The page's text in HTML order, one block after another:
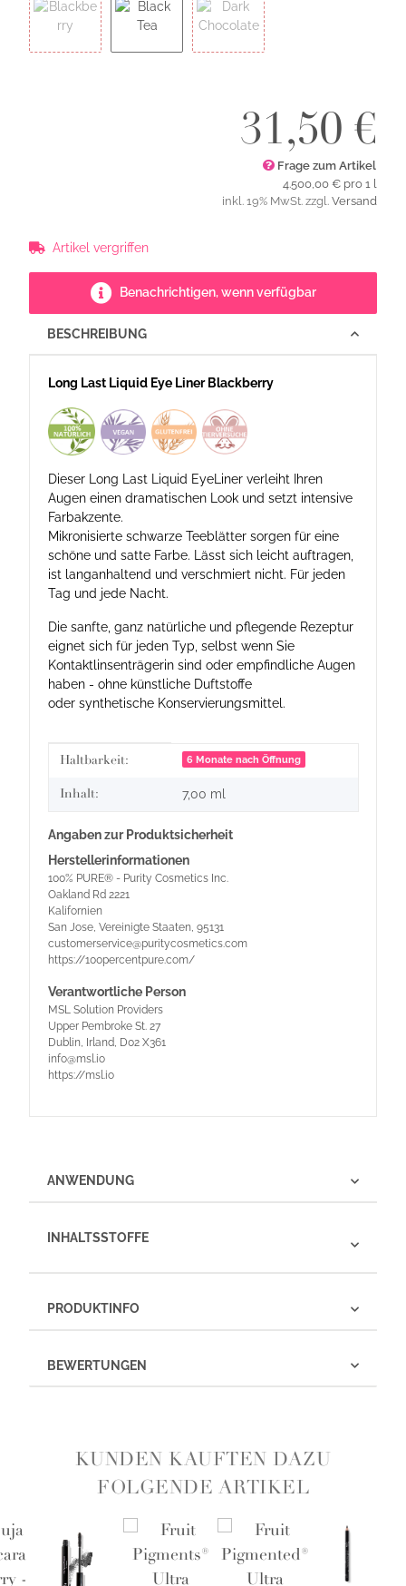
31,50 €
Frage zum Artikel
4.500,00 € pro 1 l
inkl. 19% MwSt. zzgl. Versand
Artikel vergriffen
Benachrichtigen, wenn verfügbar
BESCHREIBUNG
Long Last Liquid Eye Liner Blackberry
Dieser Long Last Liquid EyeLiner verleiht Ihren
Augen einen dramatischen Look und setzt intensive
Farbakzente.
Mikronisierte schwarze Teeblätter sorgen für eine
schöne und satte Farbe. Lässt sich leicht auftragen,
ist langanhaltend und verschmiert nicht. Für jeden
Tag und jede Nacht.
Die sanfte, ganz natürliche und pflegende Rezeptur
eignet sich für jeden Typ, selbst wenn Sie
Kontaktlinsenträgerin sind oder empfindliche Augen
haben - ohne künstliche Duftstoffe
oder synthetische Konservierungsmittel.
Produkteigenschaft
Wert
Haltbarkeit: 6 Monate nach Öffnung
Inhalt: 7,00 ml
Angaben zur Produktsicherheit
Herstellerinformationen
100% PURE® - Purity Cosmetics Inc.
Oakland Rd 2221
Kalifornien
San Jose, Vereinigte Staaten, 95131
customerservice@puritycosmetics.com
https://100percentpure.com/
Verantwortliche Person
MSL Solution Providers
Upper Pembroke St. 27
Dublin, Irland, D02 X361
info@msl.io
https://msl.io
ANWENDUNG
INHALTSSTOFFE
PRODUKTINFO
BEWERTUNGEN
KUNDEN KAUFTEN DAZU
FOLGENDE ARTIKEL